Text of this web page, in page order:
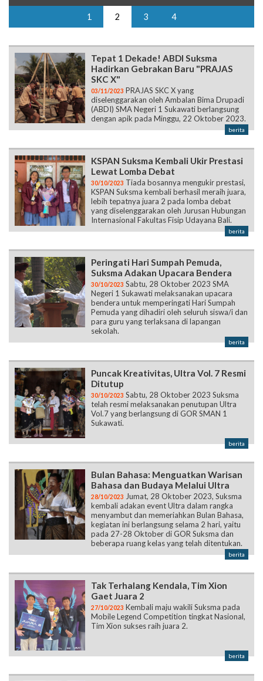
1 2 3 4
Tepat 1 Dekade! ABDI Suksma
Hadirkan Gebrakan Baru "PRAJAS
SKC X"
03/11/2023 PRAJAS SKC X yang
diselenggarakan oleh Ambalan Bima Drupadi
(ABDI) SMA Negeri 1 Sukawati berlangsung
dengan apik pada Minggu, 22 Oktober 2023.
berita
KSPAN Suksma Kembali Ukir Prestasi
Lewat Lomba Debat
30/10/2023 Tiada bosannya mengukir prestasi,
KSPAN Suksma kembali berhasil meraih juara,
lebih tepatnya juara 2 pada lomba debat
yang diselenggarakan oleh Jurusan Hubungan
Internasional Fakultas Fisip Udayana Bali.
berita
Peringati Hari Sumpah Pemuda,
Suksma Adakan Upacara Bendera
30/10/2023 Sabtu, 28 Oktober 2023 SMA
Negeri 1 Sukawati melaksanakan upacara
bendera untuk memperingati Hari Sumpah
Pemuda yang dihadiri oleh seluruh siswa/i dan
para guru yang terlaksana di lapangan
sekolah.
berita
Puncak Kreativitas, Ultra Vol. 7 Resmi
Ditutup
30/10/2023 Sabtu, 28 Oktober 2023 Suksma
telah resmi melaksanakan penutupan Ultra
Vol.7 yang berlangsung di GOR SMAN 1
Sukawati.
berita
Bulan Bahasa: Menguatkan Warisan
Bahasa dan Budaya Melalui Ultra
28/10/2023 Jumat, 28 Oktober 2023, Suksma
kembali adakan event Ultra dalam rangka
menyambut dan memeriahkan Bulan Bahasa,
kegiatan ini berlangsung selama 2 hari, yaitu
pada 27-28 Oktober di GOR Suksma dan
beberapa ruang kelas yang telah ditentukan.
berita
Tak Terhalang Kendala, Tim Xion
Gaet Juara 2
27/10/2023 Kembali maju wakili Suksma pada
Mobile Legend Competition tingkat Nasional,
Tim Xion sukses raih juara 2.
berita